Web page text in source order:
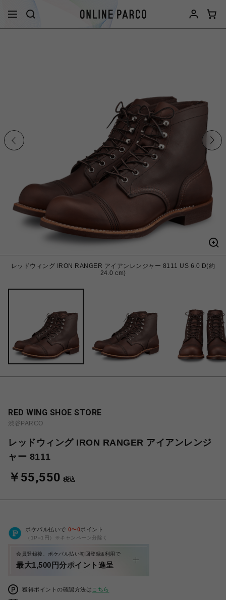
レッドウィング IRON RANGER アイアンレンジャー 8111 US 6.0 D(約
24.0 cm)
RED WING SHOE STORE
渋谷PARCO
レッドウィング IRON RANGER アイアンレンジ
ャー 8111
￥55,550 税込
ポケパル払いで 0〜0ポイント
（1P=1円）※キャンペーン分除く
会員登録後、ポケパル払い初回登録&利用で
最大1,500円分ポイント進呈
獲得ポイントの確認方法は こちら